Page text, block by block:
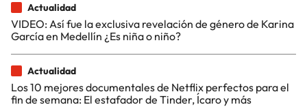
Actualidad
VIDEO: Así fue la exclusiva revelación de género de Karina
García en Medellín ¿Es niña o niño?
Actualidad
Los 10 mejores documentales de Netflix perfectos para el
fin de semana: El estafador de Tinder, Ícaro y más